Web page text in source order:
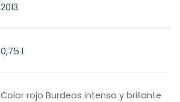
2013
0,75 l
Color rojo Burdeos intenso y brillante